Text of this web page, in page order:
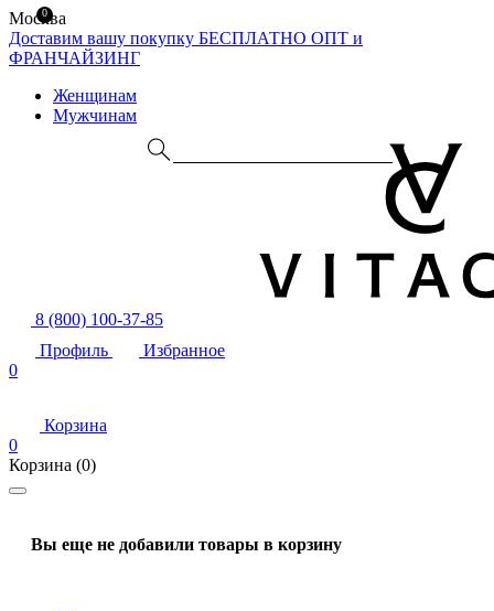
Москва
Доставим вашу покупку БЕСПЛАТНО ОПТ и
ФРАНЧАЙЗИНГ
Женщинам
Мужчинам
8 (800) 100-37-85
Профиль
Избранное
0
Корзина
0
Корзина (0)
Вы еще не добавили товары в корзину
0